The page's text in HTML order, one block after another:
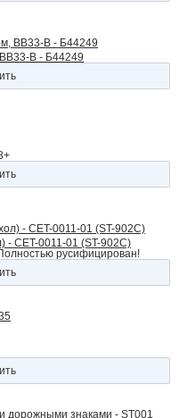
B - Б44249
- CET-0011-01 (ST-902C)
русифицирован!